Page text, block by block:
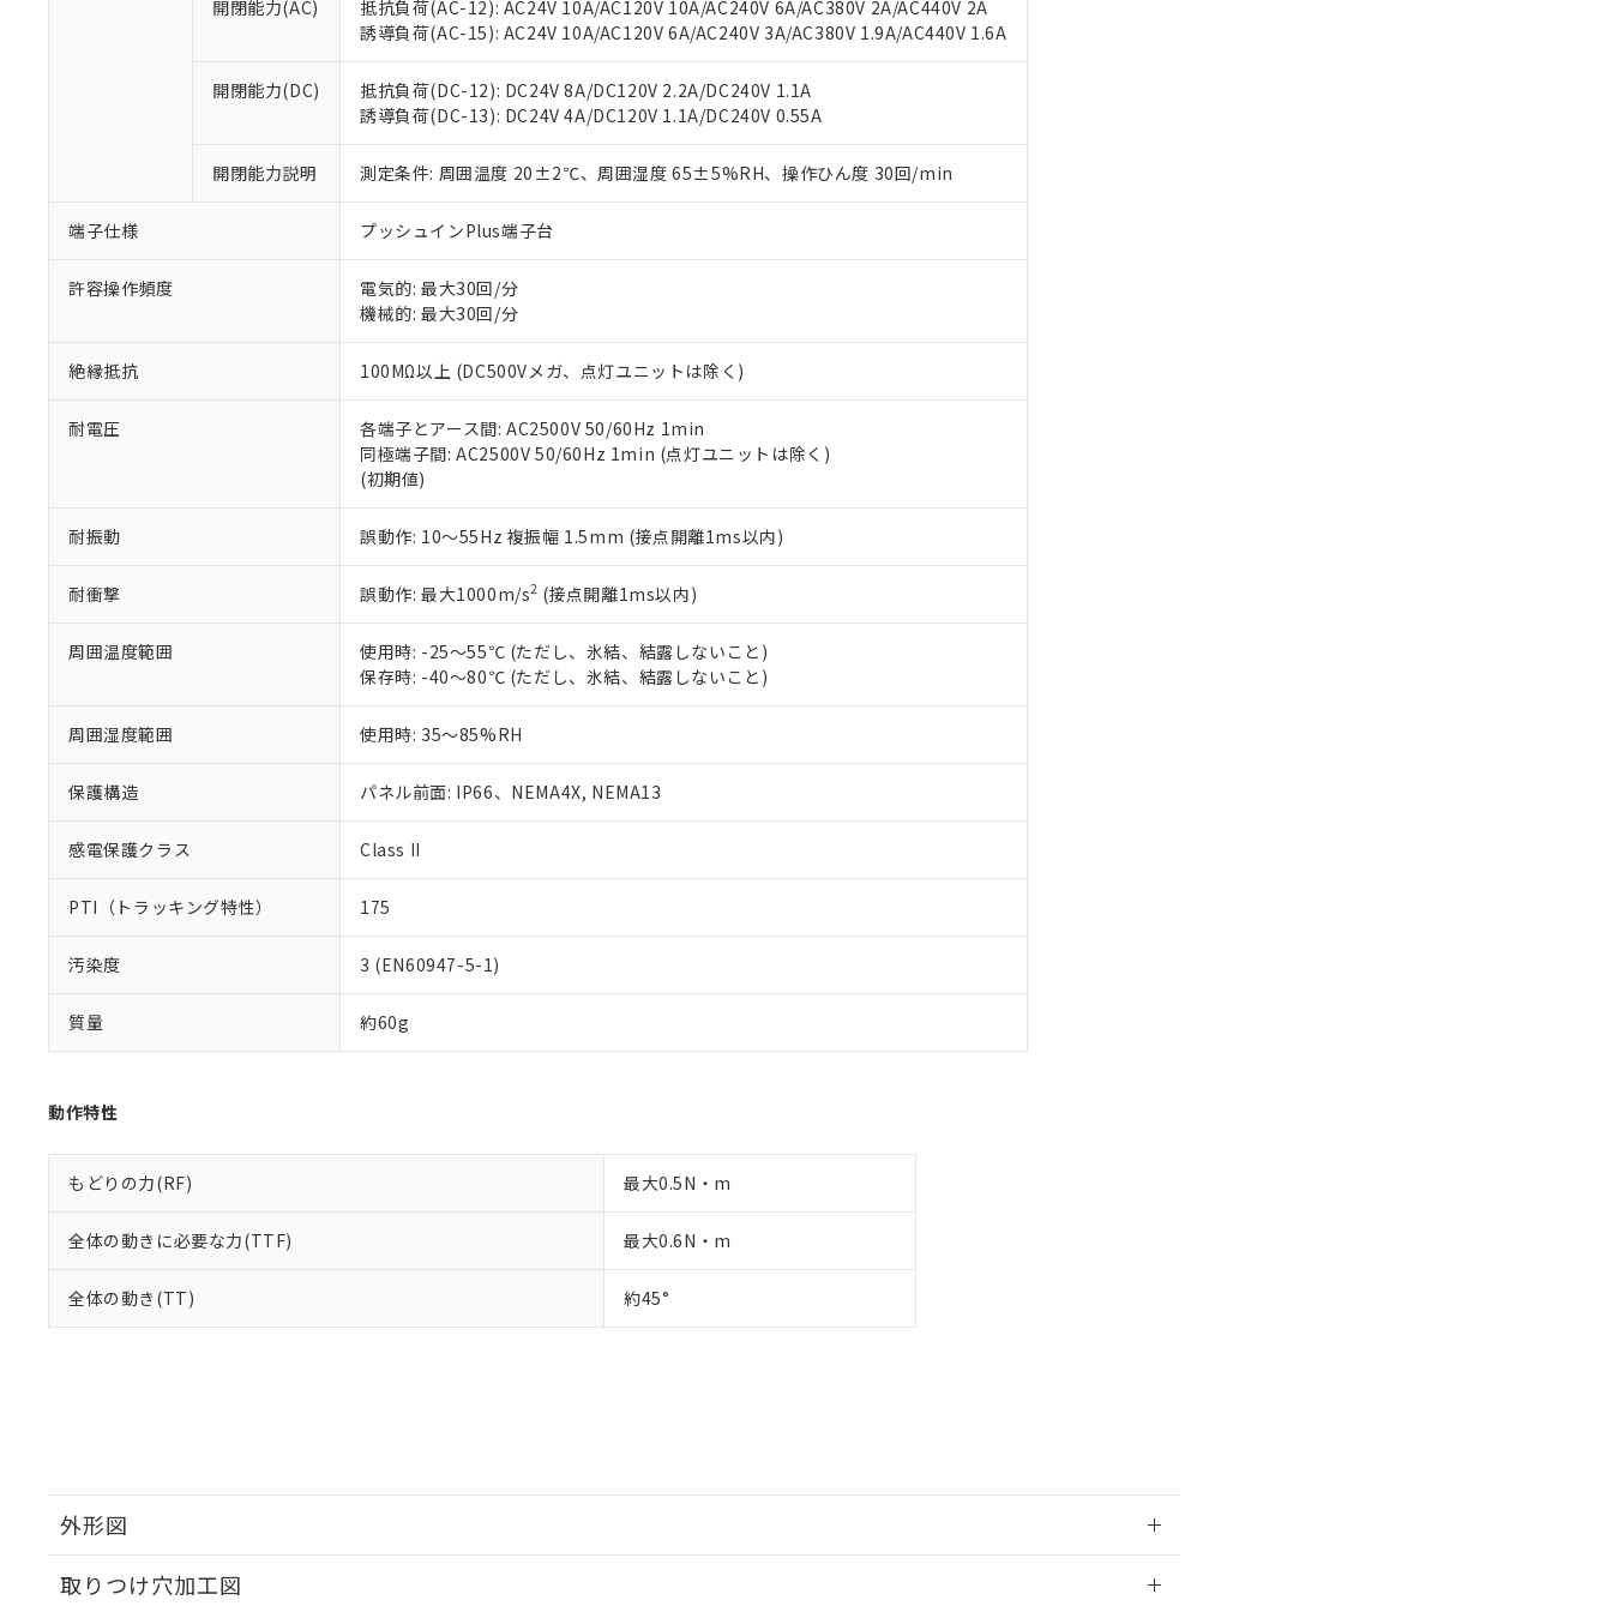
開閉能力(AC)
抵抗負荷(AC-12): AC24V 10A/AC120V 10A/AC240V 6A/AC380V 2A/AC440V 2A
誘導負荷(AC-15): AC24V 10A/AC120V 6A/AC240V 3A/AC380V 1.9A/AC440V 1.6A
開閉能力(DC)
抵抗負荷(DC-12): DC24V 8A/DC120V 2.2A/DC240V 1.1A
誘導負荷(DC-13): DC24V 4A/DC120V 1.1A/DC240V 0.55A
開閉能力説明 測定条件: 周囲温度 20±2℃、周囲湿度 65±5%RH、操作ひん度 30回/min
端子仕様 プッシュインPlus端子台
許容操作頻度
電気的: 最大30回/分
機械的: 最大30回/分
絶縁抵抗 100MΩ以上 (DC500Vメガ、点灯ユニットは除く)
耐電圧
各端子とアース間: AC2500V 50/60Hz 1min
同極端子間: AC2500V 50/60Hz 1min (点灯ユニットは除く)
(初期値)
耐振動 誤動作: 10～55Hz 複振幅 1.5mm (接点開離1ms以内)
耐衝撃 誤動作: 最大1000m/s2 (接点開離1ms以内)
周囲温度範囲
使用時: -25～55℃ (ただし、氷結、結露しないこと)
保存時: -40～80℃ (ただし、氷結、結露しないこと)
周囲湿度範囲 使用時: 35～85%RH
保護構造 パネル前面: IP66、NEMA4X, NEMA13
感電保護クラス Class II
PTI（トラッキング特性） 175
汚染度 3 (EN60947-5-1)
質量 約60g
動作特性
もどりの力(RF) 最大0.5N・m
全体の動きに必要な力(TTF) 最大0.6N・m
全体の動き(TT) 約45°
外形図
取りつけ穴加工図
当社販売員にご相談ください。
オムロン制御機器販売店や当社販売拠点は「
販売ネットワーク
す。
マイパーツ機能（部品リスト作成サービス）をご利用いただくには、I-Webメンバーズにご登録され
ている必要があります。
お客様が当ウェブサイト上で当社にご登録された部品リストについて、当社および当社の共同利用者
が、当社の製品・サービスに関するお客様との取引・商談に必要な範囲で利用することをご了承くだ
さい。
いる法人を指します。
※2 対応予定月
部品在庫の切り替え状況などにより、予定月が前後することがあります。
※3 非含有証明書ダウンロード
下記の非含有証明書をダウンロードすることができます。
EU RoHS指令（10物質）の非含有証明書
51物質の非含有証明書（当社基準）
※本証明書は発行日時点で非含有を証明するもので、過去に遡って非含有を証明するものではありません。
混在することから備考欄に対応日を記載しておりました。
既に当社にて対応品への在庫切替を完了していることから、特段のことがない限り、2022年1月12日よ
り割愛しております。
※2 環境保護使用期限
「ｅ」：有害物質（10物質）のすべてが基準値以下であることを示します。
「10」：通常の使用状況下において有害物質が外部に漏えいし、環境に深刻な影響を及ぼさない年数を意
「－」：未確認です。当社販売部門へお問い合わせください。
当社は、貴社製品を第三者に販売する場合は、上記1、2および3の内容を当該第三者に通知します。
たしません。
合意する キャンセル
△ 一定数には満たないが在庫あり
－
在庫なし(最新の在庫状況については、お客様のお取引先、またはお客様担当のオムロン制御
機器販売店・当社販売員にご確認ください)
空
受注生産機種、また在庫状況の情報を公開していない機種